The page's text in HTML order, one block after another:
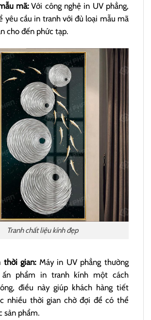
mã:Với công nghệ in UV phẳng,
yêu cầu in tranh với đủ loại mẫu mã
cho đến phức tạp.
Tranh chất liệu kính đẹp
thời gian:Máy in UV phẳng thường
ấn phẩm in tranh kính một cách
điều này giúp khách hàng tiết
nhiều thời gian chờ đợi để có thể
sản phẩm.